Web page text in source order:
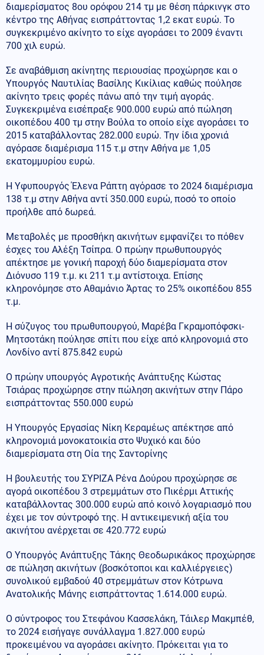
διαμερίσματος 8ου ορόφου 214 τμ με θέση πάρκινγκ στο
κέντρο της Αθήνας εισπράττοντας 1,2 εκατ ευρώ. Το
συγκεκριμένο ακίνητο το είχε αγοράσει το 2009 έναντι
700 χιλ ευρώ.
Σε αναβάθμιση ακίνητης περιουσίας προχώρησε και ο
Υπουργός Ναυτιλίας Βασίλης Κικίλιας καθώς πούλησε
ακίνητο τρεις φορές πάνω από την τιμή αγοράς.
Συγκεκριμένα εισέπραξε 900.000 ευρώ από πώληση
οικοπέδου 400 τμ στην Βούλα το οποίο είχε αγοράσει το
2015 καταβάλλοντας 282.000 ευρώ. Την ίδια χρονιά
αγόρασε διαμέρισμα 115 τ.μ στην Αθήνα με 1,05
εκατομμυρίου ευρώ.
Η Υφυπουργός Έλενα Ράπτη αγόρασε το 2024 διαμέρισμα
138 τ.μ στην Αθήνα αντί 350.000 ευρώ, ποσό το οποίο
προήλθε από δωρεά.
Μεταβολές με προσθήκη ακινήτων εμφανίζει το πόθεν
έσχες του Αλέξη Τσίπρα. Ο πρώην πρωθυπουργός
απέκτησε με γονική παροχή δύο διαμερίσματα στον
Διόνυσο 119 τ.μ. κι 211 τ.μ αντίστοιχα. Επίσης
κληρονόμησε στο Αθαμάνιο Άρτας το 25% οικοπέδου 855
τ.μ.
Η σύζυγος του πρωθυπουργού, Μαρέβα Γκραμοπόφσκι-
Μητσοτάκη πούλησε σπίτι που είχε από κληρονομιά στο
Λονδίνο αντί 875.842 ευρώ
Ο πρώην υπουργός Αγροτικής Ανάπτυξης Κώστας
Τσιάρας προχώρησε στην πώληση ακινήτων στην Πάρο
εισπράττοντας 550.000 ευρώ
Η Υπουργός Εργασίας Νίκη Κεραμέως απέκτησε από
κληρονομιά μονοκατοικία στο Ψυχικό και δύο
διαμερίσματα στη Οία της Σαντορίνης
Η βουλευτής του ΣΥΡΙΖΑ Ρένα Δούρου προχώρησε σε
αγορά οικοπέδου 3 στρεμμάτων στο Πικέρμι Αττικής
καταβάλλοντας 300.000 ευρώ από κοινό λογαριασμό που
έχει με τον σύντροφό της. Η αντικειμενική αξία του
ακινήτου ανέρχεται σε 420.772 ευρώ
Ο Υπουργός Ανάπτυξης Τάκης Θεοδωρικάκος προχώρησε
σε πώληση ακινήτων (βοσκότοποι και καλλιέργειες)
συνολικού εμβαδού 40 στρεμμάτων στον Κότρωνα
Ανατολικής Μάνης εισπράττοντας 1.614.000 ευρώ.
Ο σύντροφος του Στεφάνου Κασσελάκη, Τάιλερ Μακμπέθ,
το 2024 εισήγαγε συνάλλαγμα 1.827.000 ευρώ
προκειμένου να αγοράσει ακίνητο. Πρόκειται για το